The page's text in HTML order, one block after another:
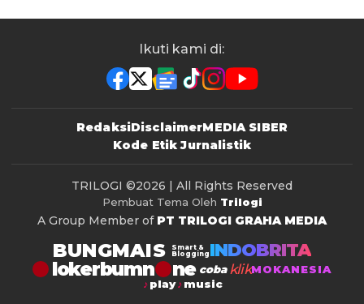
Ikuti kami di:
RedaksiDisclaimerMEDIA SIBER
Kode Etik Jurnalistik
TRILOGI ©2026 | All Rights Reserved
Pembuat Tema Oleh Trilogi
A Group Member of PT TRILOGI GRAHA MEDIA
BUNGMAIS
Smart &
Blogging INDOBRITA
lokerbumn coba klikMOKANESIA
play
music